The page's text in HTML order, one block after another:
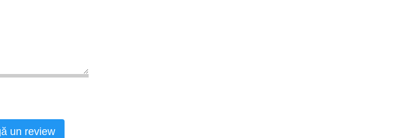
un review